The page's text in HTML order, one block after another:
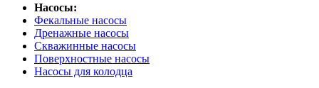
Насосы:
Фекальные насосы
Дренажные насосы
Скважинные насосы
Поверхностные насосы
Насосы для колодца